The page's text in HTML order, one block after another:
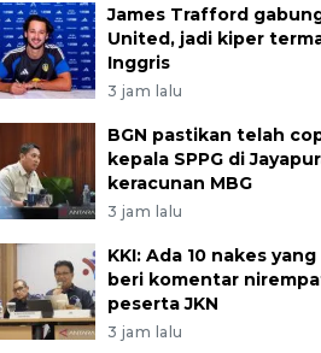
James Trafford
United, jadi kiper
Inggris
3 jam lalu
BGN pastikan telah
kepala SPPG di
keracunan MBG
3 jam lalu
KKI: Ada 10 nakes
beri komentar
peserta JKN
3 jam lalu